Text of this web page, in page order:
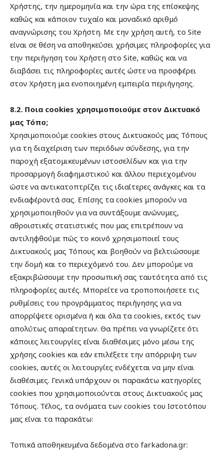
Χρήστης, την ημερομηνία και την ώρα της επίσκεψης
καθώς και κάποιον τυχαίο και μοναδικό αριθμό
αναγνώρισης του Χρήστη. Με την χρήση αυτή, το Site
είναι σε θέση να αποθηκεύσει χρήσιμες πληροφορίες για
την περιήγηση του Χρήστη στο Site, καθώς και να
διαβάσει τις πληροφορίες αυτές ώστε να προσφέρει
στον Χρήστη μια ενοποιημένη εμπειρία περιήγησης.
8.2. Ποια cookies χρησιμοποιούμε στον Δικτυακό
μας Τόπο;
Χρησιμοποιούμε cookies στους Δικτυακούς μας Τόπους
για τη διαχείριση των περιόδων σύνδεσης, για την
παροχή εξατομικευμένων ιστοσελίδων και για την
προσαρμογή διαφημιστικού και άλλου περιεχομένου
ώστε να αντικατοπτρίζει τις ιδιαίτερες ανάγκες και τα
ενδιαφέροντά σας. Επίσης τα cookies μπορούν να
χρησιμοποιηθούν για να συντάξουμε ανώνυμες,
αθροιστικές στατιστικές που μας επιτρέπουν να
αντιληφθούμε πώς το κοινό χρησιμοποιεί τους
Δικτυακούς μας Τόπους και βοηθούν να βελτιώσουμε
την δομή και το περιεχόμενό του. Δεν μπορούμε να
εξακριβώσουμε την προσωπική σας ταυτότητα από τις
πληροφορίες αυτές. Μπορείτε να τροποποιήσετε τις
ρυθμίσεις του προγράμματος περιήγησης για να
απορρίψετε ορισμένα ή και όλα τα cookies, εκτός των
απολύτως απαραίτητων. Θα πρέπει να γνωρίζετε ότι
κάποιες λειτουργίες είναι διαθέσιμες μόνο μέσω της
χρήσης cookies και εάν επιλέξετε την απόρριψη των
cookies, αυτές οι λειτουργίες ενδέχεται να μην είναι
διαθέσιμες. Γενικά υπάρχουν οι παρακάτω κατηγορίες
cookies που χρησιμοποιούνται στους Δικτυακούς μας
Τόπους. Τέλος, τα ονόματα των cookies του Ιστοτόπου
μας είναι τα παρακάτω:
Τοπικά αποθηκευμένα δεδομένα στο farkadona.gr: